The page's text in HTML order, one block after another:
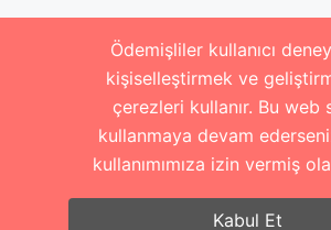
Ödemişliler kullanıcı
kişiselleştirmek ve
çerezleri kullanır. Bu web
kullanmaya devam
kullanımımıza izin vermiş
Kabul Et